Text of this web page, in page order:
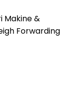
Makine &
Forwarding